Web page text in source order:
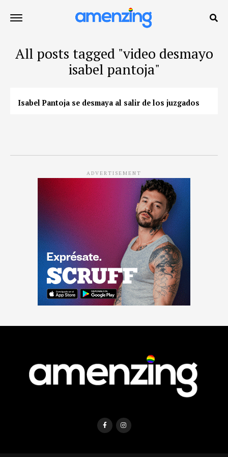
All posts tagged "video desmayo
isabel pantoja"
Isabel Pantoja se desmaya al salir de los juzgados
ADVERTISEMENT